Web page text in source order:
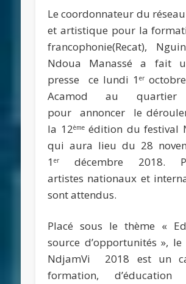
Le coordonnateur du
et artistique pour la
francophonie(Recat),
Ndoua Manassé a fait
presse ce lundi 1er
Acamod au quartier
pour annoncer le
la 12èmeédition du festival
qui aura lieu du 28
1er
décembre 2018.
artistes nationaux et
sont attendus.
Placé sous le thème «
source d’opportunités »,
NdjamVi 2018 est un
formation,